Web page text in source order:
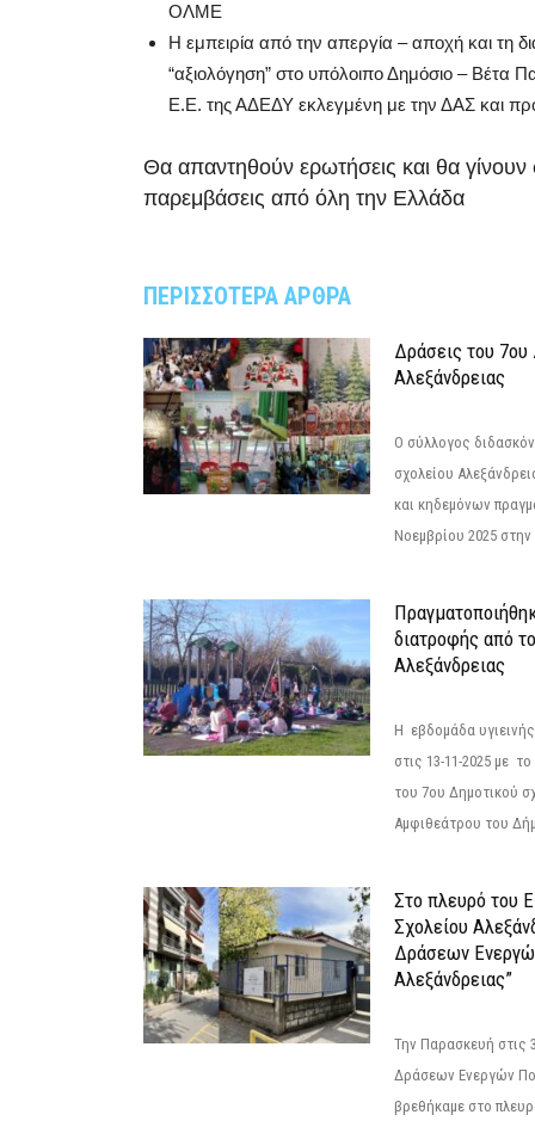
ΟΛΜΕ
Η εμπειρία από την απεργία – αποχή και τη
“αξιολόγηση” στο υπόλοιπο Δημόσιο – Βέτα
Ε.Ε. της ΑΔΕΔΥ εκλεγμένη με την ΔΑΣ και
Θα απαντηθούν ερωτήσεις και θα γίνουν
παρεμβάσεις από όλη την Ελλάδα
ΠΕΡΙΣΣΟΤΕΡΑ ΑΡΘΡΑ
Δράσεις του 7ου
Αλεξάνδρειας
Ο σύλλογος
σχολείου
και κηδεμόνων
Νοεμβρίου 2025
διατροφής από
Αλεξάνδρειας
Η εβδομάδα
στις 13-11-2025 με
του 7ου Δημοτικού
Αμφιθεάτρου του
Στο πλευρό του
Σχολείου
Δράσεων
Αλεξάνδρειας”
Την Παρασκευή
Δράσεων Ενεργών
βρεθήκαμε στο